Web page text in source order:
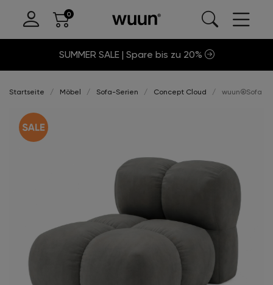
SUMMER SALE | Spare bis zu 20%
Startseite Möbel Sofa-Serien Concept Cloud wuun®Sofa